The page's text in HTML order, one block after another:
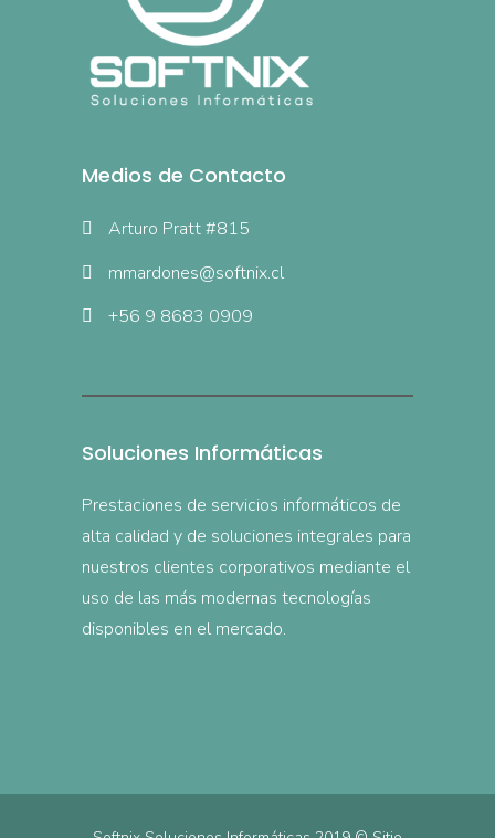
Medios de Contacto
Arturo Pratt #815
mmardones@softnix.cl
+56 9 8683 0909
Soluciones Informáticas
Prestaciones de servicios informáticos de
alta calidad y de soluciones integrales para
nuestros clientes corporativos mediante el
uso de las más modernas tecnologías
disponibles en el mercado.